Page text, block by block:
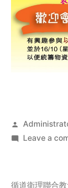
Posted
by
Leave a
循道衛理聯合